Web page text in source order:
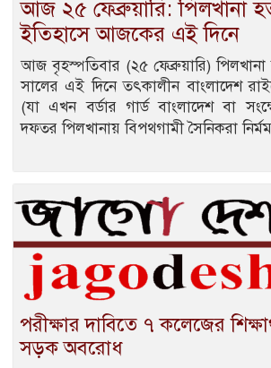
আজ ২৫ ফেব্রুয়ারি: পিলখানা
ইতিহাসে আজকের এই দিনে
আজ বৃহস্পতিবার (২৫ ফেব্রুয়ারি)
সালের এই দিনে তৎকালীন বাংলাদেশ
(যা এখন বর্ডার গার্ড বাংলাদেশ বা
দফতর পিলখানায় বিপথগামী সৈনিকরা
পরীক্ষার দাবিতে ৭ কলেজের
সড়ক অবরোধ